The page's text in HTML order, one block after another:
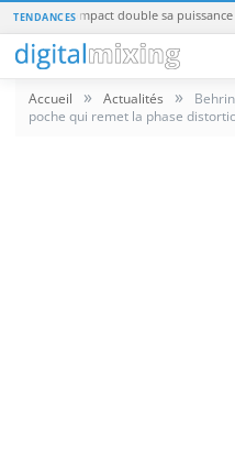
TENDANCES
Accueil » Actualités »
poche qui remet la phase